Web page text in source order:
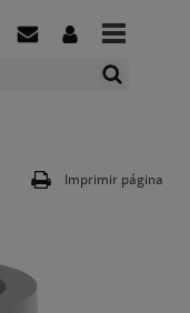
Imprimir página